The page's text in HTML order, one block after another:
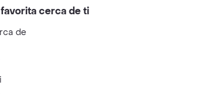
cerca de ti
de